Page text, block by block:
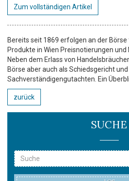
Zum vollständigen Artikel
Bereits seit 1869 erfolgen an der
Produkte in Wien Preisnotierungen und
Neben dem Erlass von
Börse aber auch als Schiedsgericht
Sachverständigengutachten. Ein
zurück
SUCHE